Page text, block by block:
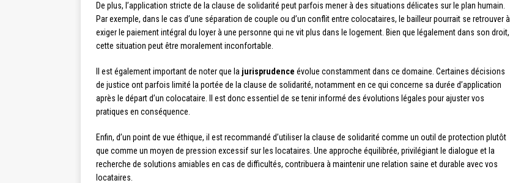
De plus, l’application stricte de la clause de solidarité peut parfois mener à des situations délicates sur le plan humain.
Par exemple, dans le cas d’une séparation de couple ou d’un conflit entre colocataires, le bailleur pourrait se retrouver à
exiger le paiement intégral du loyer à une personne qui ne vit plus dans le logement. Bien que légalement dans son droit,
cette situation peut être moralement inconfortable.
Il est également important de noter que la jurisprudence évolue constamment dans ce domaine. Certaines décisions
de justice ont parfois limité la portée de la clause de solidarité, notamment en ce qui concerne sa durée d’application
après le départ d’un colocataire. Il est donc essentiel de se tenir informé des évolutions légales pour ajuster vos
pratiques en conséquence.
Enfin, d’un point de vue éthique, il est recommandé d’utiliser la clause de solidarité comme un outil de protection plutôt
que comme un moyen de pression excessif sur les locataires. Une approche équilibrée, privilégiant le dialogue et la
recherche de solutions amiables en cas de difficultés, contribuera à maintenir une relation saine et durable avec vos
locataires.